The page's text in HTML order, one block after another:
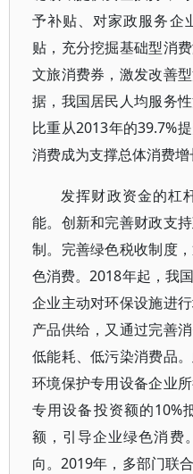
予补贴、对家政服务企
贴，充分挖掘基础型消
文旅消费券，激发改善
据，我国居民人均服务
比重从2013年的39.7%
消费成为支撑总体消费增
发挥财政资金的杠
能。创新和完善财政支
制。完善绿色税收制度
色消费。2018年起，我
企业主动对环保设施进
产品供给，又通过完善
低能耗、低污染消费品
环境保护专用设备企业
专用设备投资额的10%
额，引导企业绿色消费
向。2019年，多部门联